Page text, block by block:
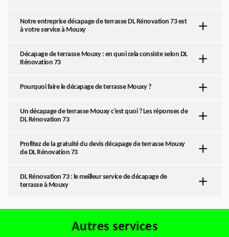
Notre entreprise décapage de terrasse DL Rénovation 73 est
à votre service à Mouxy
Décapage de terrasse Mouxy : en quoi cela consiste selon DL
Rénovation 73
Pourquoi faire le décapage de terrasse Mouxy ?
Un décapage de terrasse Mouxy c’est quoi ? Les réponses de
DL Rénovation 73
Profitez de la gratuité du devis décapage de terrasse Mouxy
de DL Rénovation 73
DL Rénovation 73 : le meilleur service de décapage de
terrasse à Mouxy
Autres services